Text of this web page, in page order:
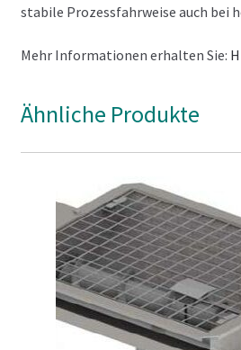
stabile Prozessfahrweise auch bei
Mehr Informationen erhalten Sie:
Ähnliche Produkte